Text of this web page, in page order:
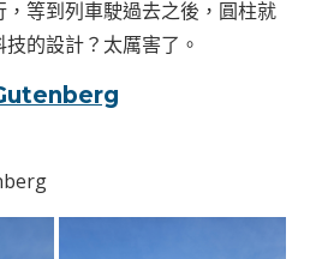
等到列車駛過去之後，圓柱就
的設計？太厲害了。